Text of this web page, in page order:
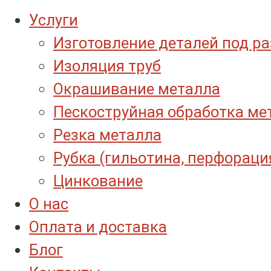
Услуги
Изготовление деталей под
Изоляция труб
Окрашивание металла
Пескоструйная обработка
Резка металла
Рубка (гильотина,
Цинкование
О нас
Оплата и доставка
Блог